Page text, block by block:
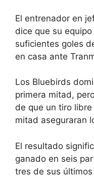
El entrenador en
dice que su
suficientes goles
en casa ante
Los Bluebirds
primera mitad,
de que un tiro
mitad aseguraran
El resultado
ganado en seis
tres de sus